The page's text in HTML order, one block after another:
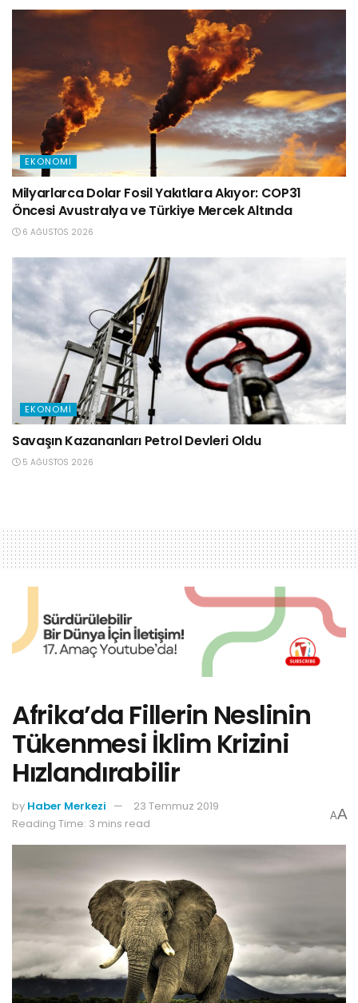
EKONOMI
Milyarlarca Dolar Fosil Yakıtlara Akıyor: COP31
Öncesi Avustralya ve Türkiye Mercek Altında
6 AĞUSTOS 2026
EKONOMI
Savaşın Kazananları Petrol Devleri Oldu
5 AĞUSTOS 2026
Afrika’da Fillerin Neslinin
Tükenmesi İklim Krizini
Hızlandırabilir
by Haber Merkezi
23 Temmuz 2019
Reading Time: 3 mins read
AA